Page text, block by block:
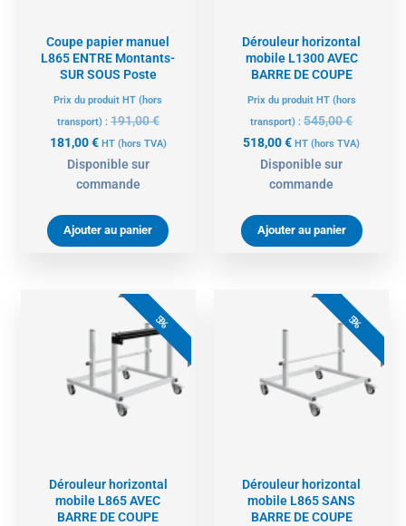
Coupe papier manuel
L865 ENTRE Montants-
SUR SOUS Poste
Prix du produit HT (hors
transport) : 191,00€
181,00€ HT (hors TVA)
Disponible sur
commande
Ajouter au panier
Dérouleur horizontal
mobile L1300 AVEC
BARRE DE COUPE
Prix du produit HT (hors
transport) :545,00€
518,00€ HT (hors TVA)
Disponible sur
commande
Ajouter au panier
5%
Dérouleur horizontal
mobile L865 AVEC
BARRE DE COUPE
prix
initial
était :
519,00 €.
actuel
est :
493,00 €.
5%
Dérouleur horizontal
mobile L865 SANS
BARRE DE COUPE
prix
initial
était :
298,00 €.
est :
283,00 €.